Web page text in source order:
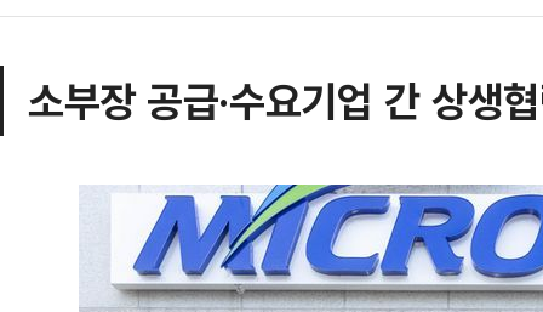
소부장 공급·수요기업 간 상생